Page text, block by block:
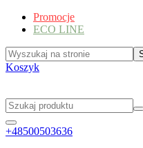
Promocje
ECO LINE
Koszyk
+48500503636